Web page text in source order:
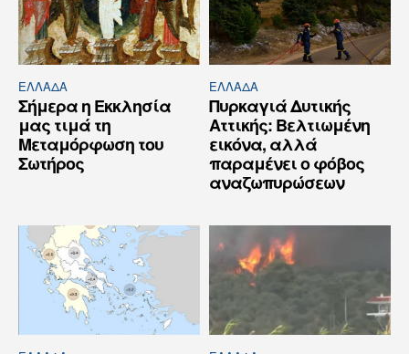
ΕΛΛΆΔΑ
Σήμερα η Εκκλησία
μας τιμά τη
Μεταμόρφωση του
Σωτήρος
ΕΛΛΆΔΑ
Πυρκαγιά Δυτικής
Αττικής: Βελτιωμένη
εικόνα, αλλά
παραμένει ο φόβος
αναζωπυρώσεων